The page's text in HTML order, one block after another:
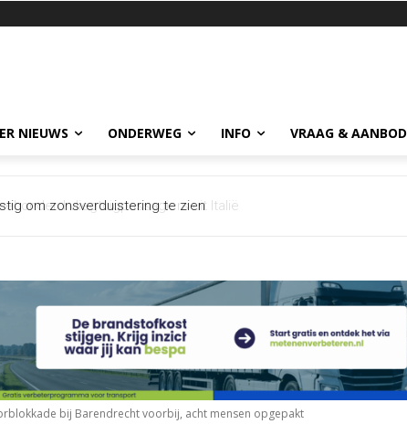
NIEUWS ONDERWEG INFO VRAAG & AANBOD
vliegtuigpassagiers uit Italië
bij Barendrecht voorbij, acht mensen opgepakt